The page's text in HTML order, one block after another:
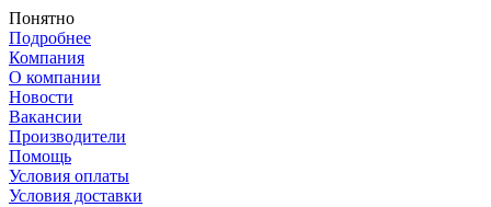
Понятно
Подробнее
Компания
О компании
Новости
Вакансии
Производители
Помощь
Условия оплаты
Условия доставки